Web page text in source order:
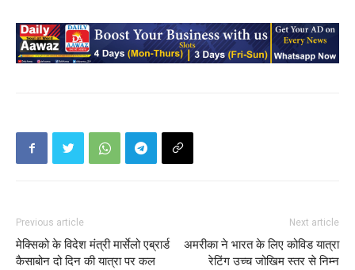
Previous article
मेक्सिको के विदेश मंत्री मार्सेलो एब्रार्ड
कैसाबोन दो दिन की यात्रा पर कल
Next article
अमरीका ने भारत के लिए कोविड यात्रा
रेटिंग उच्‍च जोखिम स्‍तर से निम्‍न